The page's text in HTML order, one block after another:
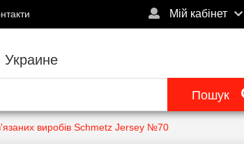
Мій кабінет
Пошук
виробів Schmetz Jersey №70